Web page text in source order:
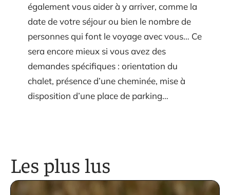
également vous aider à y arriver, comme la
date de votre séjour ou bien le nombre de
personnes qui font le voyage avec vous… Ce
sera encore mieux si vous avez des
demandes spécifiques : orientation du
chalet, présence d’une cheminée, mise à
disposition d’une place de parking…
Les plus lus